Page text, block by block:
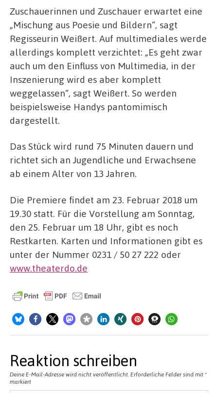
Zuschauerinnen und Zuschauer erwartet eine
„Mischung aus Poesie und Bildern“, sagt
Regisseurin Weißert. Auf multimediales werde
allerdings komplett verzichtet: „Es geht zwar
auch um den Einfluss von Multimedia, in der
Inszenierung wird es aber komplett
weggelassen“, sagt Weißert. So werden
beispielsweise Handys pantomimisch
dargestellt.
Das Stück wird rund 75 Minuten dauern und
richtet sich an Jugendliche und Erwachsene
ab einem Alter von 13 Jahren.
Die Premiere findet am 23. Februar 2018 um
19.30 statt. Für die Vorstellung am Sonntag,
den 25. Februar um 18 Uhr, gibt es noch
Restkarten. Karten und Informationen gibt es
unter der Nummer 0231 / 50 27 222 oder
www.theaterdo.de
Reaktion schreiben
Deine E-Mail-Adresse wird nicht veröffentlicht. Erforderliche Felder sind mit *
markiert